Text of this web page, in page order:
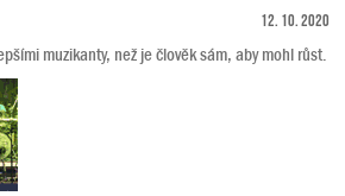
12. 10. 2020
muzikanty, než je člověk sám, aby mohl růst.